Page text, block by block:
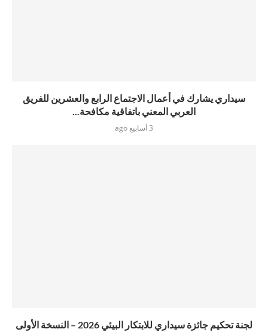
سيداري يشارك في أعمال الاجتماع الرابع والعشرين للفريق
العربي المعني باتفاقية مكافحة...
3 أسابيع ago
لجنة تحكيم جائزة سيداري للابتكار البيئي 2026 – النسخة الأولى